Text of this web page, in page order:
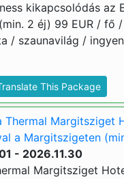
kikapcsolódás az
2 éj) 99 EUR /
/ szaunavilág /
This Package
Margitsziget
a Margitszigeten
- 2026.11.30
Margitsziget